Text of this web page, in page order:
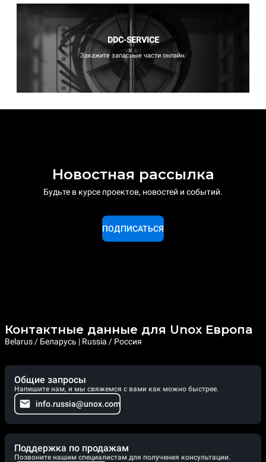
DDC-SERVICE
Закажите запасные части онлайн.
Новостная рассылка
Будьте в курсе проектов, новостей и событий.
ПОДПИСАТЬСЯ
Контактные данные для Unox Европа
Belarus / Беларусь | Russia / Россия
Общие запросы
Напишите нам, и мы свяжемся с вами как можно быстрее.
info.russia@unox.com
Поддержка по продажам
Позвоните нашим специалистам для получения консультации.